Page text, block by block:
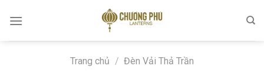
Trang chủ / Đèn Vải Thả Trần